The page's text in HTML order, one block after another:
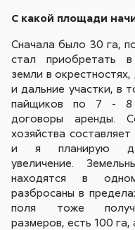
С какой площади
Сначала было 30 га,
стал приобретать в
земли в
и дальние участки, в
пайщиков по 7 - 8
договоры аренды.
хозяйства
и я планирую
увеличение.
находятся в
разбросаны в
поля тоже
размеров, есть 100 га,